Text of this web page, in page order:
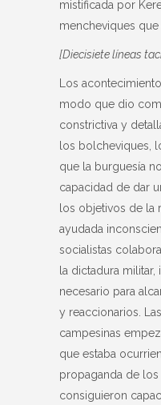
mistificada por
mencheviques que
[Diecisiete líneas
Los
modo que dio
constrictiva y
los bolcheviques,
que la burguesía
capacidad de dar
los objetivos de la
ayudada
socialistas
la dictadura
necesario para
y reaccionarios.
campesinas
que estaba
propaganda de
consiguieron